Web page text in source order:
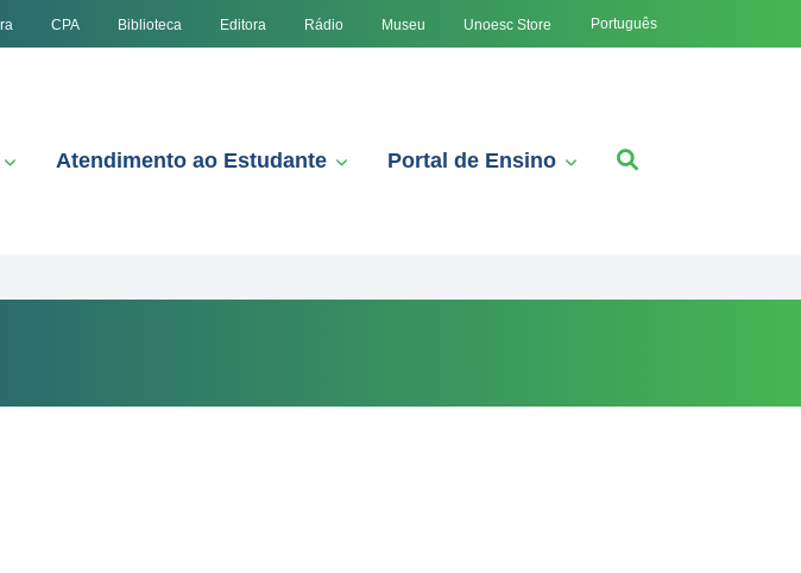
CPA Biblioteca Editora Rádio Museu Unoesc Store Português
Atendimento ao Estudante Portal de Ensino